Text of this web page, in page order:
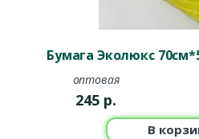
Бумага Эколюкс
оптовая
245 р.
В